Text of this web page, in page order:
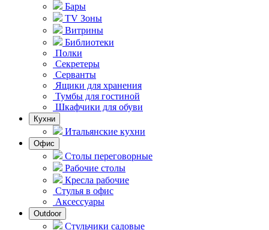
Бары
TV Зоны
Витрины
Библиотеки
Полки
Секретеры
Серванты
Ящики для хранения
Тумбы для гостиной
Шкафчики для обуви
Кухни
Итальянские кухни
Офис
Столы переговорные
Рабочие столы
Кресла рабочие
Стулья в офис
Аксессуары
Outdoor
Стульчики садовые